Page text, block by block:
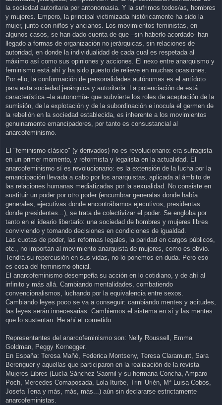
la sociedad autoritaria por antonomasia. Y la sufrimos todos/as, hombres
y mujeres. Empero, la principal victimizada históricamente ha sido la
mujer, junto con niños y ancianos. Los movimientos feministas, en
algunos casos, se han dado cuenta de que –sin haberlo acordado- han
llegado a formas de organización no jerárquicas, sin relaciones de
autoridad, en donde la individualidad de cada cual es respetada al
máximo así como sus opiniones y acciones. El nexo entre anarquismo y
feminismo está ahí y ha sido puesto de relieve en muchas ocasiones.
Por ello, la conformación de personalidades autónomas es el antídoto
para esta sociedad jerárquica y autoritaria. La potenciación de está
característica –la autonomía- que subvierte los roles de aceptación de la
sumisión, de la explotación y de la subordinación e inocula el germen de
la rebelión en la sociedad establecida, es inherente a los movimientos
genuinamente emancipadores, por tanto es consustancial al
anarcofeminismo.
El "feminismo clásico" (y derivados) no es revolucionario: era sufragista
en un primer momento, y reformista y legalista en la actualidad. El
anarcofeminismo sí es revolucionario: es la extensión de la lucha por la
emancipación llevada a cabo por los anarquistas, aplicada al ámbito de
las relaciones humanas mediatizadas por la sexualidad. No consiste en
sustituir un poder por otro poder (encumbrar generalas donde había
generales, ejecutivas donde encontrábamos ejecutivos, presidentas
donde presidentes...), se trata de colectivizar el poder. Se engloba por
tanto en el ideario libertario: una sociedad de hombres y mujeres libres
conviviendo y tomando decisiones en condiciones de igualdad.
Las cuotas de poder, las reformas legales, la paridad en cargos públicos,
etc., no importan al movimiento anarquista de mujeres, como es obvio.
Tendrá su repercusión en sus vidas, no lo ponemos en duda. Pero eso
es cosa del feminismo oficial.
El anarcofeminismo desempeña su acción en lo cotidiano, y de ahí al
infinito y más allá. Cambiando mentalidades, combatiendo
convencionalismos, luchando por la equivalencia entre sexos.
Cambiando leyes poco se va a conseguir: cambiando mentes y acitudes,
las leyes serán innecesarias. Cambiemos el sistema en sí y las mentes
que lo sustentan. He ahí el cometido.
Representantes del anarcofeminismo son: Nelly Roussell, Emma
Goldman, Peggy Kornegger.
En España: Teresa Mañé, Federica Montseny, Teresa Claramunt, Sara
Berenguer y aquellas que participaron en la realización de la revista
Mujeres Libres (Lucía Sánchez Saornil y su hermana Concha, Amparo
Poch, Mercedes Comaposada, Lola Iturbe, Trini Urién, Mª Luisa Cobos,
Josefa Tena y más, más, más...) aún sin declararse estrictamente
anarcofeministas.